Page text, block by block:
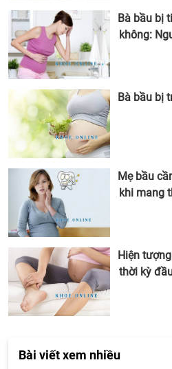
Bà bầu bị
không:
Bà bầu bị
Mẹ bầu
khi mang
Hiện
thời kỳ
Bài viết xem nhiều